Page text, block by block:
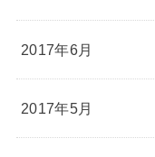
2017年6月
2017年5月